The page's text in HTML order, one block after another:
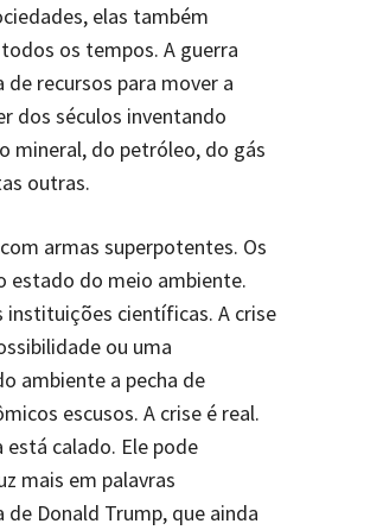
elas também
os tempos. A guerra
de recursos para mover a
dos séculos inventando
mineral, do petróleo, do gás
outras.
armas superpotentes. Os
estado do meio ambiente.
instituições científicas. A crise
ou uma
ambiente a pecha de
escusos. A crise é real.
calado. Ele pode
mais em palavras
Donald Trump, que ainda